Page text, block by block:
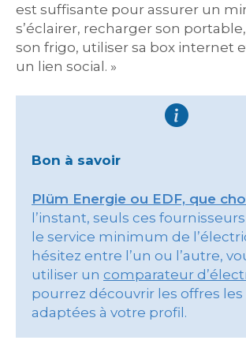
est suffisante pour assurer un
s’éclairer, recharger son
son frigo, utiliser sa box internet
un lien social. »
Bon à savoir
Plüm Energie ou EDF, que
l’instant, seuls ces
le service minimum de
hésitez entre l’un ou l’autre,
utiliser un comparateur
pourrez découvrir les offres les
adaptées à votre profil.